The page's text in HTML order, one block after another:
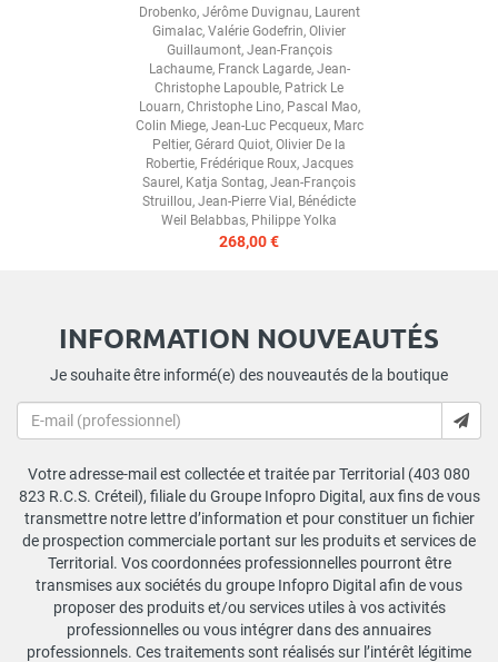
Drobenko, Jérôme Duvignau, Laurent
Gimalac, Valérie Godefrin, Olivier
Guillaumont, Jean-François
Lachaume, Franck Lagarde, Jean-
Christophe Lapouble, Patrick Le
Louarn, Christophe Lino, Pascal Mao,
Colin Miege, Jean-Luc Pecqueux, Marc
Peltier, Gérard Quiot, Olivier De la
Robertie, Frédérique Roux, Jacques
Saurel, Katja Sontag, Jean-François
Struillou, Jean-Pierre Vial, Bénédicte
Weil Belabbas, Philippe Yolka
268,00 €
INFORMATION NOUVEAUTÉS
Je souhaite être informé(e) des nouveautés de la boutique
Votre adresse-mail est collectée et traitée par Territorial (403 080
823 R.C.S. Créteil), filiale du Groupe Infopro Digital, aux fins de vous
transmettre notre lettre d’information et pour constituer un fichier
de prospection commerciale portant sur les produits et services de
Territorial. Vos coordonnées professionnelles pourront être
transmises aux sociétés du groupe Infopro Digital afin de vous
proposer des produits et/ou services utiles à vos activités
professionnelles ou vous intégrer dans des annuaires
professionnels. Ces traitements sont réalisés sur l’intérêt légitime